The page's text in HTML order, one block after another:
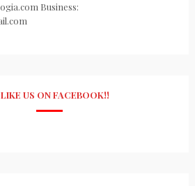
Business:
LIKE US ON FACEBOOK!!